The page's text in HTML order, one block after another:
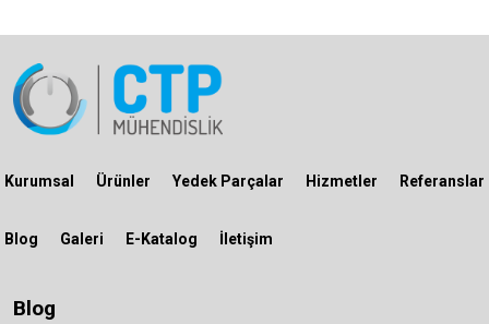
Kurumsal Ürünler Yedek Parçalar Hizmetler Referanslar
Blog Galeri E-Katalog İletişim
Blog